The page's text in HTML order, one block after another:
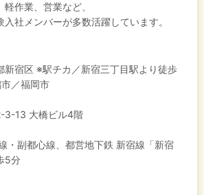
作業、営業など、
社メンバーが多数活躍しています。
新宿区 ※駅チカ／新宿三丁目駅より徒歩
／福岡市
3-13 大橋ビル4階
・副都心線、都営地下鉄 新宿線「新宿
5分